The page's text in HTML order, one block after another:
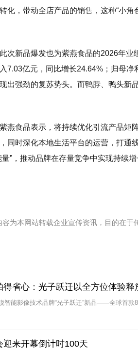
化，带动全店产品的销售，这种“小
次新品爆发也为紫燕食品的2026年
7.03亿元，同比增长24.64%；归母
出强劲的复苏势头。而鸭脖、鸭头新
燕食品表示，将持续优化引流产品矩
同时深化本地生活平台的运营，打通
”，推动品牌在存量竞争中实现持续增
为本网站转载企业宣传资讯，目的在
省心：光子跃迁以全方位体验释
智能影像技术品牌“光子跃迁”新品——全球首
来开幕倒计时100天